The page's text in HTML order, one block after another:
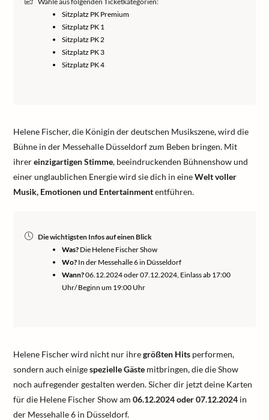
Sitzplatz PK Premium
Sitzplatz PK 1
Sitzplatz PK 2
Sitzplatz PK 3
Sitzplatz PK 4
Helene Fischer, die Königin der deutschen Musikszene, wird die
Bühne in der Messehalle Düsseldorf zum Beben bringen. Mit
ihrereinzigartigen Stimme, beeindruckenden Bühnenshow und
einer unglaublichen Energie wird sie dich in eineWelt voller
Musik, Emotionen und Entertainmententführen.
Die wichtigsten Infos auf einen Blick
Was? Die Helene Fischer Show
Wo? In der Messehalle 6 in Düsseldorf
Wann?06.12.2024 oder 07.12.2024, Einlass ab 17:00
Uhr/ Beginn um 19:00 Uhr
Helene Fischer wird nicht nur ihregrößten Hits performen,
sondern auch einigespezielle Gäste mitbringen, die die Show
noch aufregender gestalten werden. Sicher dir jetzt deine Karten
für die Helene Fischer Show am 06.12.2024 oder 07.12.2024 in
der Messehalle 6 in Düsseldorf.